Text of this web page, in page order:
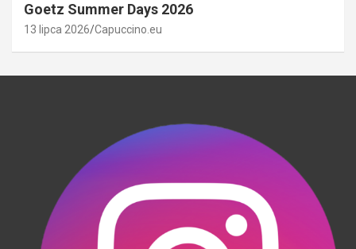
Goetz Summer Days 2026
13 lipca 2026 Capuccino.eu